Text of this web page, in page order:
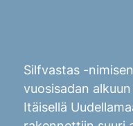
Silfvastas -
vuosisadan
Itäisellä